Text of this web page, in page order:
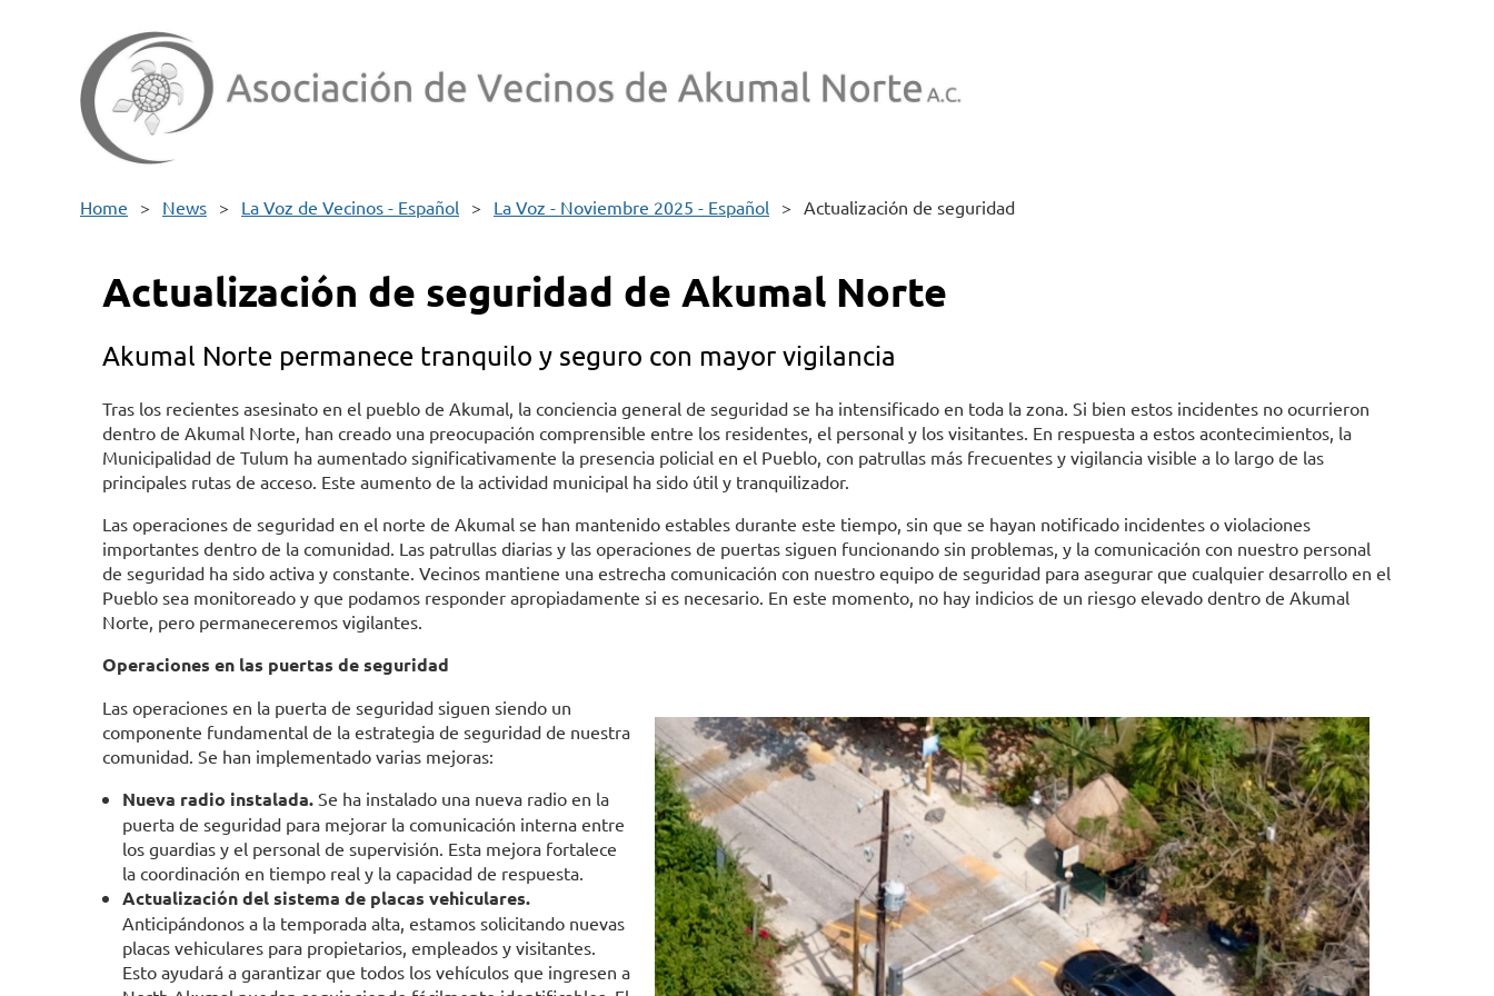
Home News La Voz de Vecinos - Español La Voz - Noviembre 2025 - Español Actualización de seguridad
Actualización de seguridad de Akumal Norte
Akumal Norte permanece tranquilo y seguro con mayor vigilancia
Tras los recientes asesinato en el pueblo de Akumal, la conciencia general de seguridad se ha intensificado en toda la zona. Si bien estos incidentes no ocurrieron
dentro de Akumal Norte, han creado una preocupación comprensible entre los residentes, el personal y los visitantes. En respuesta a estos acontecimientos, la
Municipalidad de Tulum ha aumentado significativamente la presencia policial en el Pueblo, con patrullas más frecuentes y vigilancia visible a lo largo de las
principales rutas de acceso. Este aumento de la actividad municipal ha sido útil y tranquilizador.
Las operaciones de seguridad en el norte de Akumal se han mantenido estables durante este tiempo, sin que se hayan notificado incidentes o violaciones
importantes dentro de la comunidad. Las patrullas diarias y las operaciones de puertas siguen funcionando sin problemas, y la comunicación con nuestro personal
de seguridad ha sido activa y constante. Vecinos mantiene una estrecha comunicación con nuestro equipo de seguridad para asegurar que cualquier desarrollo en el
Pueblo sea monitoreado y que podamos responder apropiadamente si es necesario. En este momento, no hay indicios de un riesgo elevado dentro de Akumal
Norte, pero permaneceremos vigilantes.
Operaciones en las puertas de seguridad
Las operaciones en la puerta de seguridad siguen siendo un
componente fundamental de la estrategia de seguridad de nuestra
comunidad. Se han implementado varias mejoras:
Nueva radio instalada. Se ha instalado una nueva radio en la
puerta de seguridad para mejorar la comunicación interna entre
los guardias y el personal de supervisión. Esta mejora fortalece
la coordinación en tiempo real y la capacidad de respuesta.
Actualización del sistema de placas vehiculares.
Anticipándonos a la temporada alta, estamos solicitando nuevas
placas vehiculares para propietarios, empleados y visitantes.
Esto ayudará a garantizar que todos los vehículos que ingresen a